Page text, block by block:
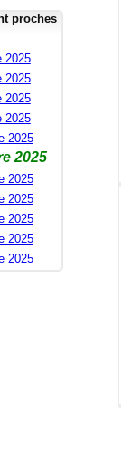
proches
2025
2025
2025
2025
2025
2025
2025
2025
2025
2025
2025